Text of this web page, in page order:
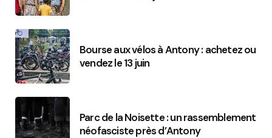
Bourse aux vélos à Antony : achetez ou
vendez le 13 juin
Parc de la Noisette : un rassemblement
néofasciste près d’Antony